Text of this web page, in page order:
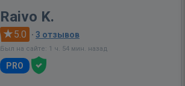
Raivo K.
5.0 · 3 отзывов
Был на сайте: 1 ч. 54 мин. назад
PRO